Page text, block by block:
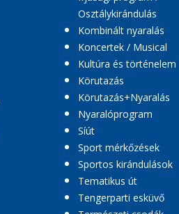
Osztálykirándulás
Kombinált nyaralás
Koncertek / Musical
Kultúra és történelem
Körutazás
Körutazás+Nyaralás
Nyaralóprogram
Síút
Sport mérkőzések
Sportos kirándulások
Tematikus út
Tengerparti esküvő